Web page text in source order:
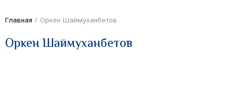
Главная / Оркен Шаймуханбетов
Оркен Шаймуханбетов